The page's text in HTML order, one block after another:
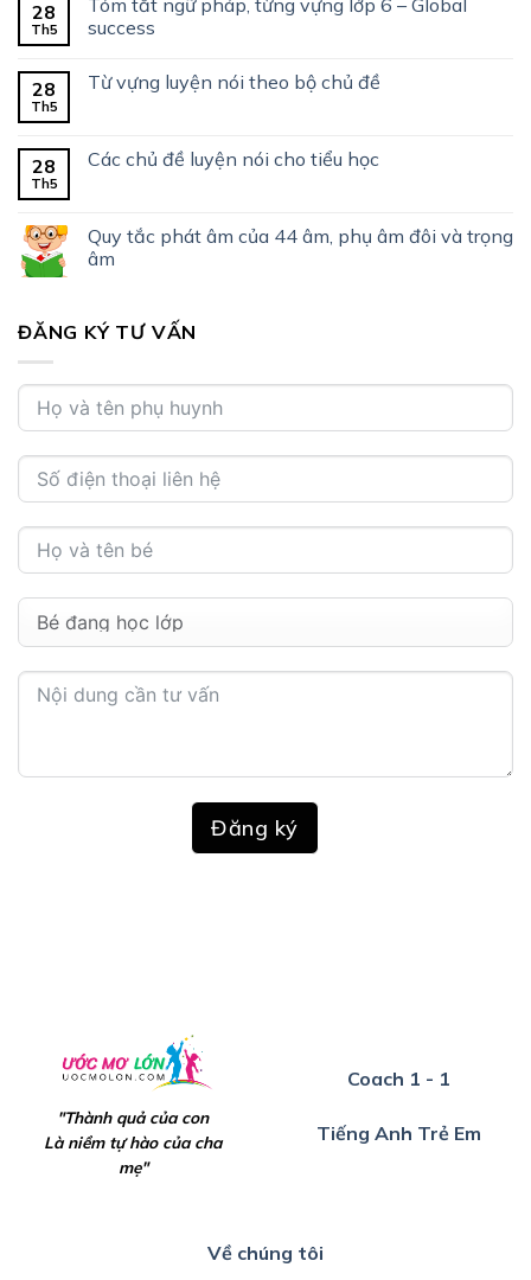
28
Th5
Tóm tắt ngữ pháp, từng vựng lớp 6 – Global
success
28
Th5
Từ vựng luyện nói theo bộ chủ đề
28
Th5
Các chủ đề luyện nói cho tiểu học
Quy tắc phát âm của 44 âm, phụ âm đôi và trọng
âm
ĐĂNG KÝ TƯ VẤN
Đăng ký
"Thành quả của con
Là niềm tự hào của cha
mẹ"
Coach 1 - 1
Tiếng Anh Trẻ Em
Về chúng tôi